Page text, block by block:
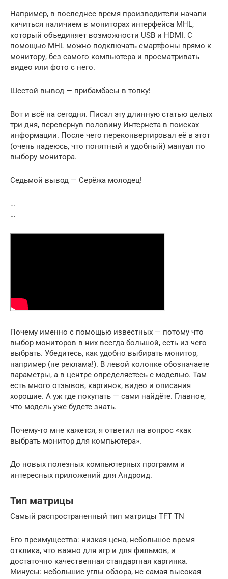
Например, в последнее время производители начали
кичиться наличием в мониторах интерфейса MHL,
который объединяет возможности USB и HDMI. С
помощью MHL можно подключать смартфоны прямо к
монитору, без самого компьютера и просматривать
видео или фото с него.
Шестой вывод — прибамбасы в топку!
Вот и всё на сегодня. Писал эту длинную статью целых
три дня, перевернув половину Интернета в поисках
информации. После чего переконвертировал её в этот
(очень надеюсь, что понятный и удобный) мануал по
выбору монитора.
Седьмой вывод — Серёжа молодец!
…
…
Почему именно с помощью известных — потому что
выбор мониторов в них всегда большой, есть из чего
выбрать. Убедитесь, как удобно выбирать монитор,
например (не реклама!). В левой колонке обозначаете
параметры, а в центре определяетесь с моделью. Там
есть много отзывов, картинок, видео и описания
хорошие. А уж где покупать — сами найдёте. Главное,
что модель уже будете знать.
Почему-то мне кажется, я ответил на вопрос «как
выбрать монитор для компьютера».
До новых полезных компьютерных программ и
интересных приложений для Андроид.
Тип матрицы
Самый распространенный тип матрицы TFT TN
Его преимущества: низкая цена, небольшое время
отклика, что важно для игр и для фильмов, и
достаточно качественная стандартная картинка.
Минусы: небольшие углы обзора, не самая высокая